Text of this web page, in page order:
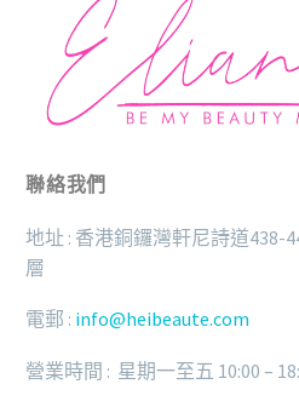
聯絡我們
地址 : 香港銅鑼灣軒尼詩道438-
層
電郵 : info@heibeaute.com
營業時間 : 星期一至五 10:00 –